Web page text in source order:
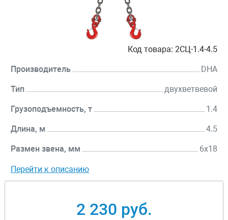
Код товара: 2СЦ-1.4-4.5
Производитель DHA
Тип двухветвевой
Грузоподъемность, т 1.4
Длина, м 4.5
Размен звена, мм 6х18
Перейти к описанию
2 230 руб.